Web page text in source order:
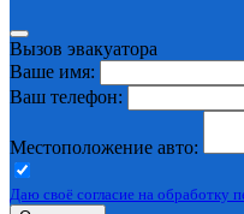
Вызов эвакуатора
Ваше имя:
Ваш телефон:
Местоположение авто:
Даю своё согласие на обработку